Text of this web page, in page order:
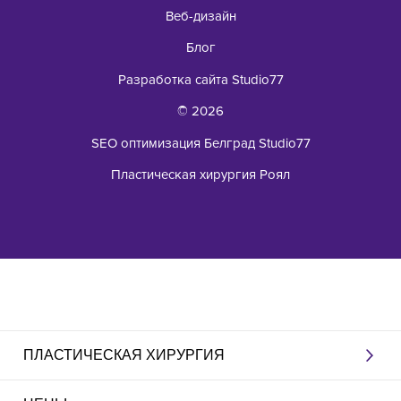
ПЛАСТИЧЕСКАЯ ХИРУРГИЯ
Веб-дизайн
Блог
Разработка сайта Studio77
© 2026
SEO оптимизация Белград Studio77
Пластическая хирургия Роял